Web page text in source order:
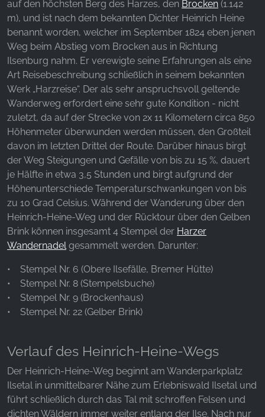
auf den höchsten Berg des Harzes, den Brocken (1.142
m), und ist nach dem bekannten Dichter Heinrich Heine
benannt worden, welcher im September 1824 eben jenen
Weg beim Abstieg vom Brocken aus in Richtung
Ilsenburg nahm. Er verewigte seine Erfahrungen als eine
Art Reisebeschreibung schließlich in seinem bekannten
Werk „Harzreise“. Der als sehr anspruchsvoll geltende
Wanderweg erfordert eine sehr gute Kondition - nicht
zuletzt, da auf der Strecke von 2x 11 Kilometern circa 850
Höhenmeter überwunden werden müssen, den Großteil
davon im letzten Drittel der Route. Darüber hinaus birgt
der Weg Steigungen und Gefälle von bis zu 15 %, dauert
je Hälfte in etwa 3,5 Stunden und birgt aufgrund der
Höhenunterschiede Temperaturschwankungen von bis
zu 10 Grad Celsius. Während der Wanderung über den
Heinrich-Heine-Weg und der Rücktour über den Gelben
Brink können insgesamt 4 Stempel der Harzer
Wandernadelgesammelt werden. Darunter:
• Stempel Nr. 6 (Obere Ilsefälle, Bremer Hütte)
• Stempel Nr. 8 (Stempelsbuche)
• Stempel Nr. 9 (Brockenhaus)
• Stempel Nr. 22 (Gelber Brink)
Verlauf des Heinrich-Heine-Wegs
Der Heinrich-Heine-Weg beginnt am Wanderparkplatz
Ilsetal in unmittelbarer Nähe zum Erlebniswald Ilsetal und
führt schließlich durch das Tal mit schroffen Felsen und
dichten Wäldern immer weiter entlang der Ilse. Nach nur
Facebook Pixel
_fbp, fr, _fbq, fbq
Anbieter:
Facebook Ireland Ltd.
Werbemessung und Marketing
Cookie Laufzeit:
3 Monate - 1 Jahr
STATISTIK
Statistik Cookies erfassen Informationen anonym.
Diese Informationen helfen uns zu verstehen, wie
unsere Besucher unsere Website nutzen.
Google Analytics
Name:
Anbieter:
Google LLC
Zweck:
Erhebung von Statistiken zur Website-Nutzung